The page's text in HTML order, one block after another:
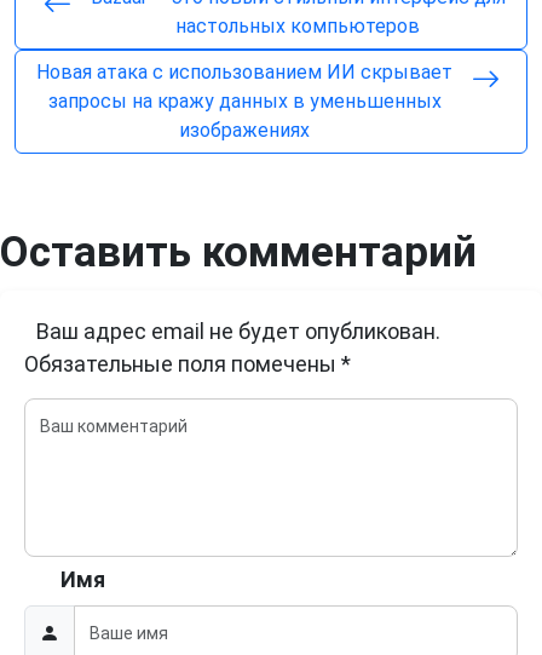
настольных компьютеров
Новая атака с использованием ИИ скрывает
запросы на кражу данных в уменьшенных
изображениях
Оставить комментарий
Ваш адрес email не будет опубликован.
Обязательные поля помечены *
Имя